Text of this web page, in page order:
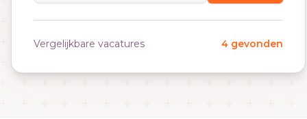
Vergelijkbare vacatures 4 gevonden